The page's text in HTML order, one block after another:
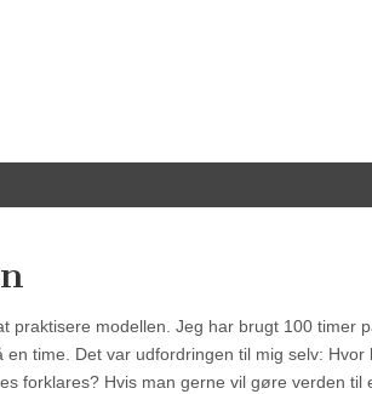
praktisere modellen. Jeg har brugt 100 timer
time. Det var udfordringen til mig selv: Hvor
forklares? Hvis man gerne vil gøre verden til